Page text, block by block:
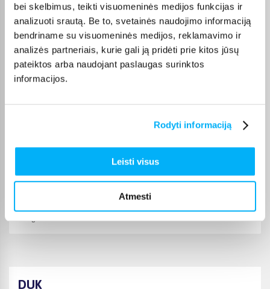
bei skelbimus, teikti visuomeninės medijos funkcijas ir
analizuoti srautą. Be to, svetainės naudojimo informaciją
bendriname su visuomeninės medijos, reklamavimo ir
analizės partneriais, kurie gali ją pridėti prie kitos jūsų
pateiktos arba naudojant paslaugas surinktos
informacijos.
Rodyti informaciją
Leisti visus
Atmesti
As patenkintas, puikus vaizdas
Mantas B.
Patvirtintas pirkėjas
+
Rimantas R.
daugiau nor ...
DUK